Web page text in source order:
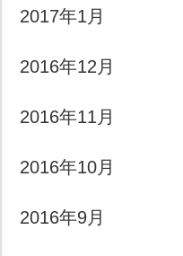
2017年1月
2016年12月
2016年11月
2016年10月
2016年9月